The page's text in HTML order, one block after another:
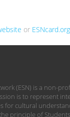
or ESNcard.org
(ESN) is a non-
is to represent
for cultural
principle of